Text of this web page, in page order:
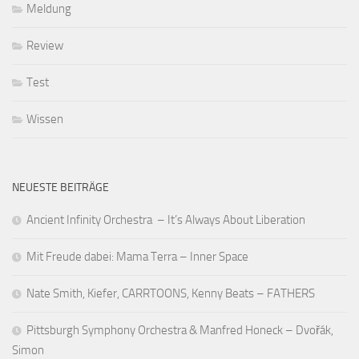
Meldung
Review
Test
Wissen
NEUESTE BEITRÄGE
Ancient Infinity Orchestra – It’s Always About Liberation
Mit Freude dabei: Mama Terra – Inner Space
Nate Smith, Kiefer, CARRTOONS, Kenny Beats – FATHERS
Pittsburgh Symphony Orchestra & Manfred Honeck – Dvořák,
Simon